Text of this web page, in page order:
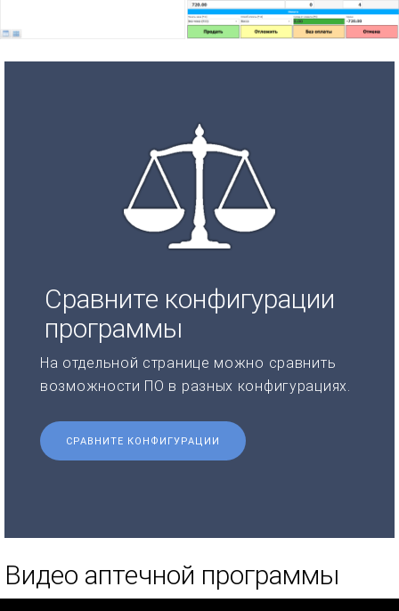
Сравните конфигурации
программы
На отдельной странице можно сравнить
возможности ПО в разных конфигурациях.
СРАВНИТЕ КОНФИГУРАЦИИ
Видео аптечной программы